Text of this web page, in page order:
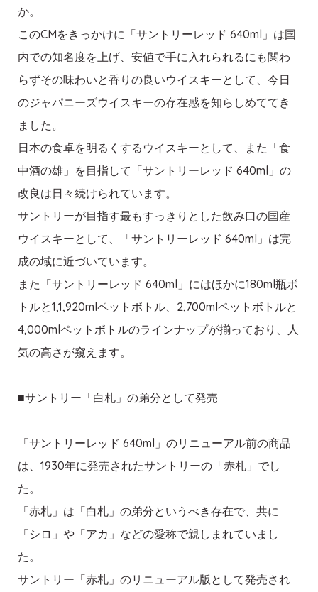
か。
このCMをきっかけに「サントリーレッド 640ml」は国
内での知名度を上げ、安値で手に入れられるにも関わ
らずその味わいと香りの良いウイスキーとして、今日
のジャパニーズウイスキーの存在感を知らしめててき
ました。
日本の食卓を明るくするウイスキーとして、また「食
中酒の雄」を目指して「サントリーレッド 640ml」の
改良は日々続けられています。
サントリーが目指す最もすっきりとした飲み口の国産
ウイスキーとして、「サントリーレッド 640ml」は完
成の域に近づいています。
また「サントリーレッド 640ml」にはほかに180ml瓶ボ
トルと1,1,920mlペットボトル、2,700mlペットボトルと
4,000mlペットボトルのラインナップが揃っており、人
気の高さが窺えます。
■サントリー「白札」の弟分として発売
「サントリーレッド 640ml」のリニューアル前の商品
は、1930年に発売されたサントリーの「赤札」でし
た。
「赤札」は「白札」の弟分というべき存在で、共に
「シロ」や「アカ」などの愛称で親しまれていまし
た。
サントリー「赤札」のリニューアル版として発売され